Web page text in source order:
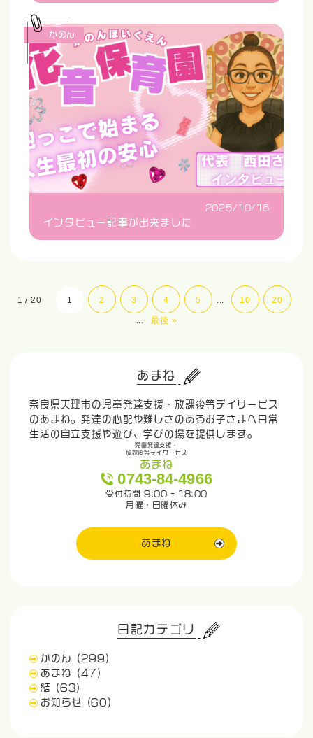
2025/10/16
インタビュー記事が出来ました
かのん
1 / 20 1 2 3 4 5 ... 10 20
... 最後 »
あまね
奈良県天理市の児童発達支援・放課後等デイサービス
のあまね。発達の心配や難しさのあるお子さまへ日常
生活の自立支援や遊び、学びの場を提供します。
児童発達支援・
放課後等デイサービス
あまね
0743-84-4966
受付時間 9:00 - 18:00
月曜・日曜休み
あまね
日記カテゴリ
かのん
(299)
あまね
(47)
結
(63)
お知らせ
(60)